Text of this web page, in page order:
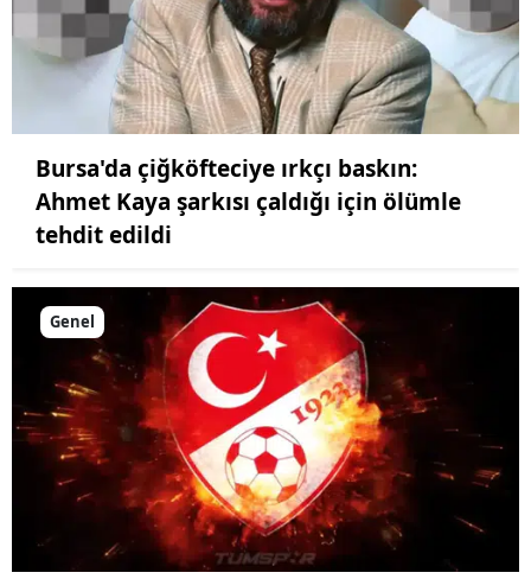
Bursa'da çiğköfteciye ırkçı baskın:
Ahmet Kaya şarkısı çaldığı için ölümle
tehdit edildi
Genel